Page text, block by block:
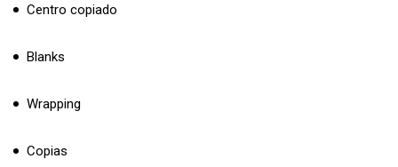
Centro copiado
Blanks
Wrapping
Copias